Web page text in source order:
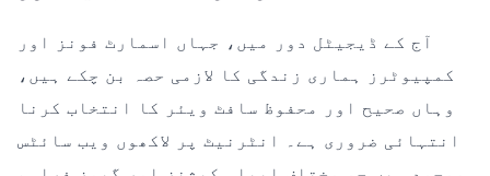
آج کے ڈیجیٹل دور میں، جہاں اسمارٹ فونز اور
کمپیوٹرز ہماری زندگی کا لازمی حصہ بن چکے ہیں،
وہاں صحیح اور محفوظ سافٹ ویئر کا انتخاب کرنا
انتہائی ضروری ہے۔ انٹرنیٹ پر لاکھوں ویب سائٹس